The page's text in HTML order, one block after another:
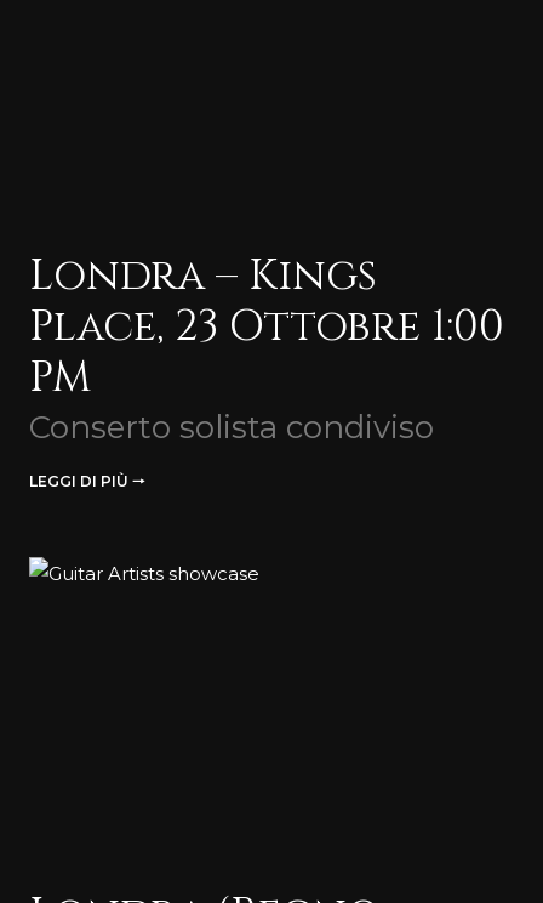
Londra – Kings
Place, 23 Ottobre 1:00
PM
Conserto solista condiviso
LEGGI DI PIÙ 🠒